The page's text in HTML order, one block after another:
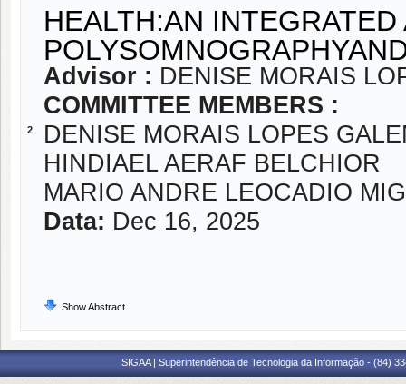
2
HEALTH:AN
Advisor : DENISE MORAIS
COMMITTEE MEMBERS :
DENISE MORAIS LOPES
HINDIAEL AERAF BELCHIOR
MARIO ANDRE LEOCADIO
Data: Dec 16, 2025
Show Abstract
SIGAA | Superintendência de Tecnologia da Informação - (84)